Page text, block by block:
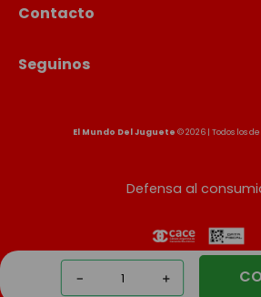
＋
－
Contacto
Seguinos
El Mundo Del Juguete © 2026 | Todos los
Defensa al